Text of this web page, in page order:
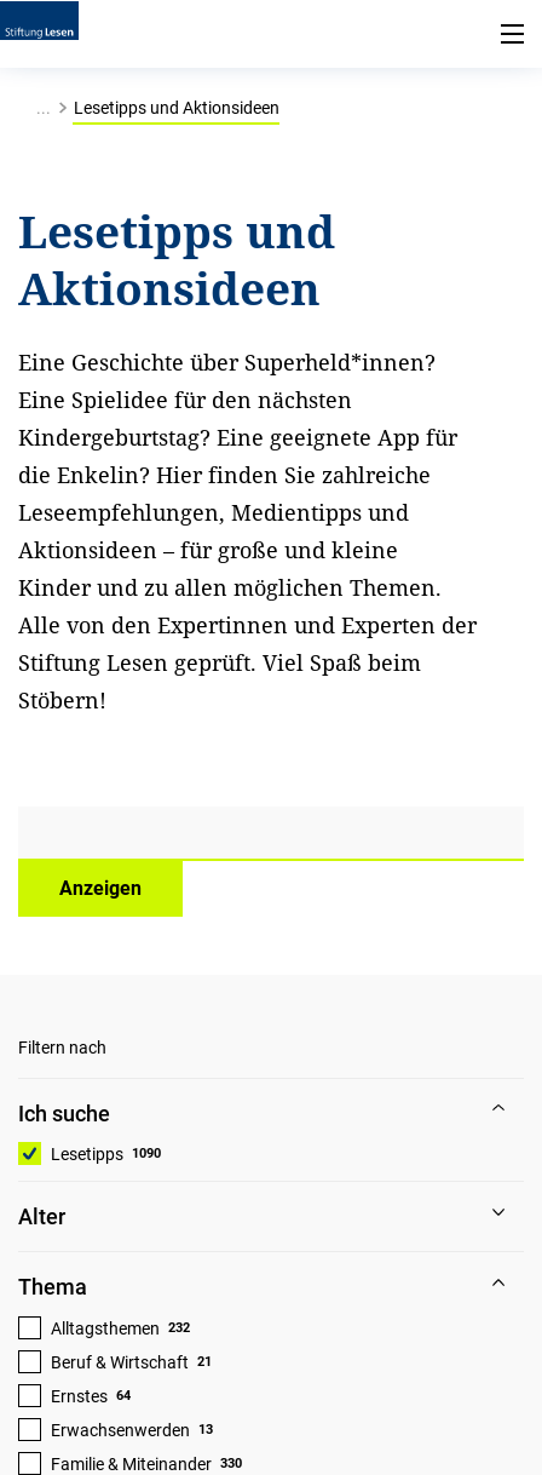
... Lesetipps und Aktionsideen
Lesetipps und
Aktionsideen
Eine Geschichte über Superheld*innen?
Eine Spielidee für den nächsten
Kindergeburtstag? Eine geeignete App für
die Enkelin? Hier finden Sie zahlreiche
Leseempfehlungen, Medientipps und
Aktionsideen – für große und kleine
Kinder und zu allen möglichen Themen.
Alle von den Expertinnen und Experten der
Stiftung Lesen geprüft. Viel Spaß beim
Stöbern!
Anzeigen
Filtern nach
Ich suche
Lesetipps 1090
Alter
Thema
Alltagsthemen 232
Beruf & Wirtschaft 21
Ernstes 64
Erwachsenwerden 13
Familie & Miteinander 330